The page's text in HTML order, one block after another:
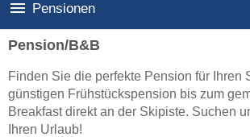
Pensionen
Pension/B&B
Finden Sie die perfekte Pension für Ihren
günstigen Frühstückspension bis zum
Breakfast direkt an der Skipiste. Suchen
Ihren Urlaub!